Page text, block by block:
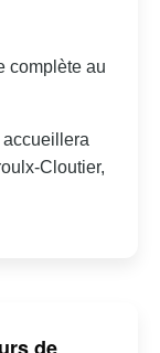
complète au
Cloutier,